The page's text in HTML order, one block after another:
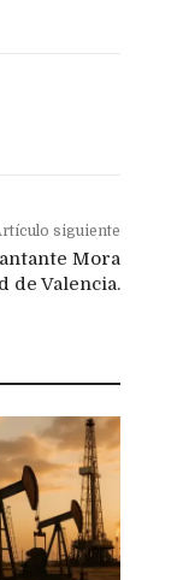
siguiente
Mora
de Valencia.